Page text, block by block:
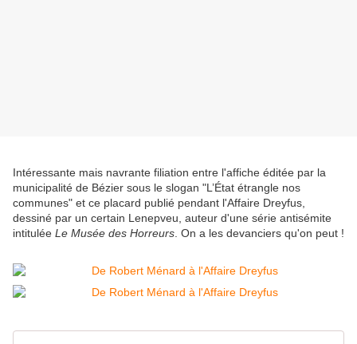
Intéressante mais navrante filiation entre l'affiche éditée par la
municipalité de Bézier sous le slogan "L’État étrangle nos
communes" et ce placard publié pendant l'Affaire Dreyfus,
dessiné par un certain Lenepveu, auteur d'une série antisémite
intitulée Le Musée des Horreurs . On a les devanciers qu'on peut !